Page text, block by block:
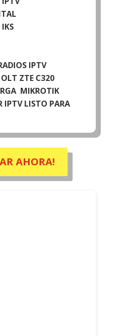
IPTV
ZTE C320
MIKROTIK
IPTV LISTO PARA
AHORA!